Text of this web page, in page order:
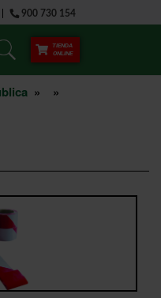
900 730 154
TIENDA
ONLINE
» »